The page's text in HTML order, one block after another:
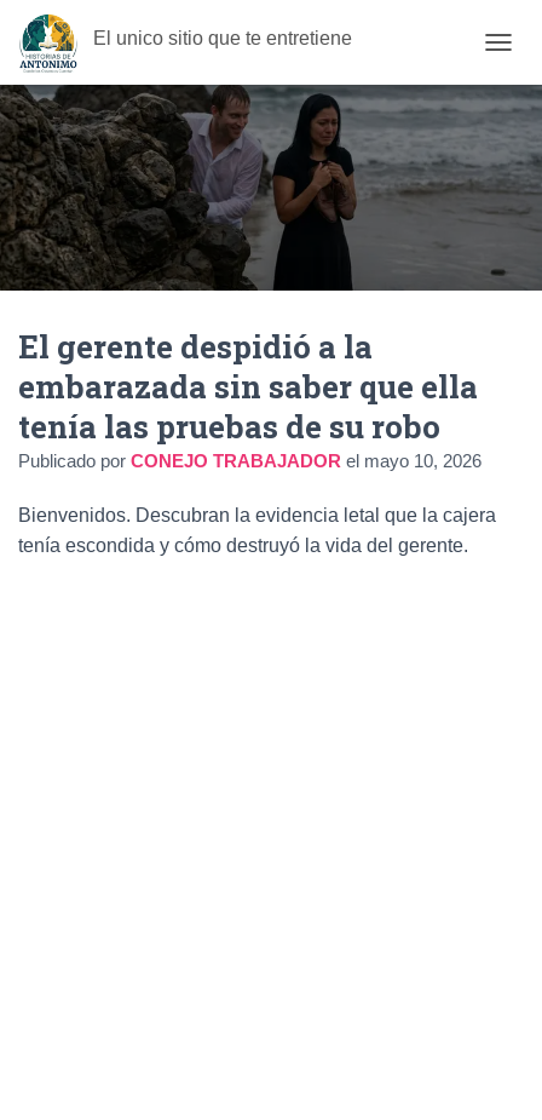
El unico sitio que te entretiene
A
M
A
R
D
O
El gerente despidió a la
embarazada sin saber que ella
tenía las pruebas de su robo
Publicado por CONEJO TRABAJADOR el mayo 10, 2026
Bienvenidos. Descubran la evidencia letal que la cajera
tenía escondida y cómo destruyó la vida del gerente.